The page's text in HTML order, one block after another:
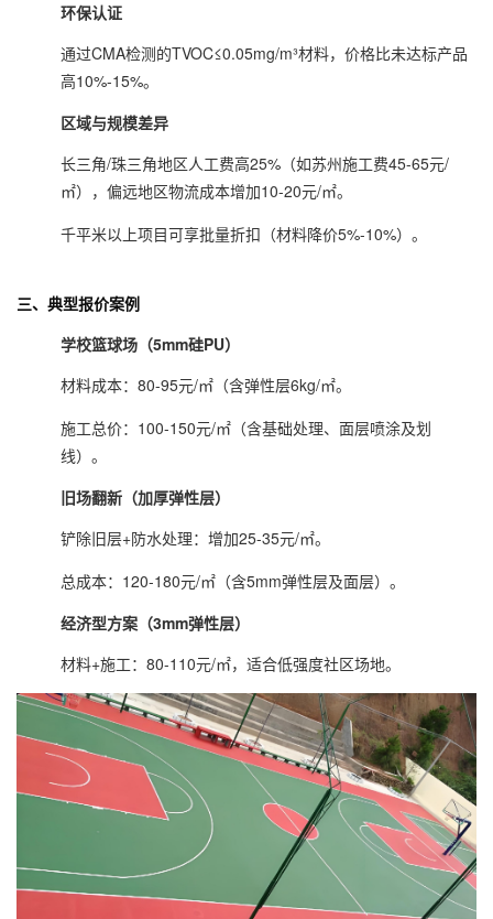
环保认证
通过CMA检测的TVOC≤0.05mg/m³材料，价格比未达标产品
高10%-15%。
区域与规模差异
长三角/珠三角地区人工费高25%（如苏州施工费45-65元/
㎡），偏远地区物流成本增加10-20元/㎡。
千平米以上项目可享批量折扣（材料降价5%-10%）。
三、 典型报价案例
学校篮球场（5mm硅PU）
材料成本：80-95元/㎡（含弹性层6kg/㎡。
施工总价：100-150元/㎡（含基础处理、面层喷涂及划
线）。
旧场翻新（加厚弹性层）
铲除旧层+防水处理：增加25-35元/㎡。
总成本：120-180元/㎡（含5mm弹性层及面层）。
经济型方案（3mm弹性层）
材料+施工：80-110元/㎡，适合低强度社区场地。